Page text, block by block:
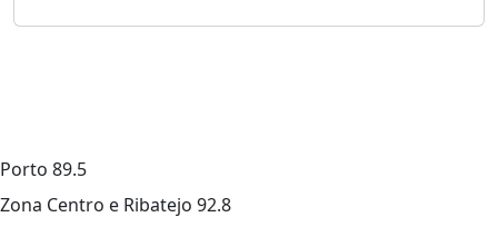
Porto 89.5
Zona Centro e Ribatejo 92.8